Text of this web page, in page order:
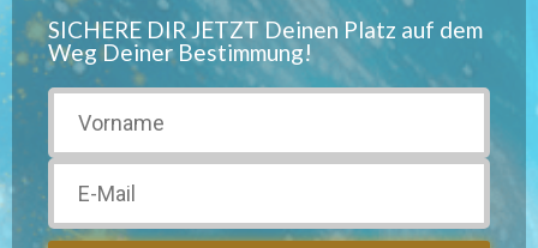
SICHERE DIR JETZT Deinen Platz auf dem
Weg Deiner Bestimmung!